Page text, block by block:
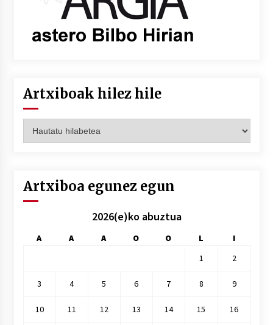
Artxiboak hilez hile
hilez
Artxiboa egunez egun
2026(e)ko abuztua
A A A O O L
I
1
2
3 4 5 6 7 8 9
10 11 12 13 14 15 16